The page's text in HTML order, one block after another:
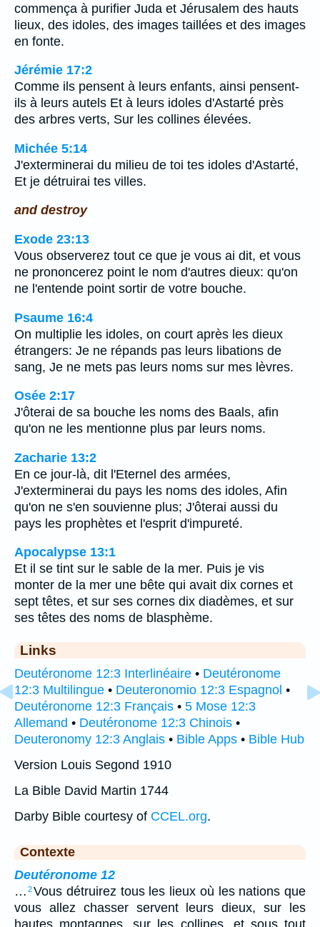
commença à purifier Juda et Jérusalem des hauts
lieux, des idoles, des images taillées et des images
en fonte.
Jérémie 17:2
Comme ils pensent à leurs enfants, ainsi pensent-
ils à leurs autels Et à leurs idoles d'Astarté près
des arbres verts, Sur les collines élevées.
Michée 5:14
J'exterminerai du milieu de toi tes idoles d'Astarté,
Et je détruirai tes villes.
and destroy
Exode 23:13
Vous observerez tout ce que je vous ai dit, et vous
ne prononcerez point le nom d'autres dieux: qu'on
ne l'entende point sortir de votre bouche.
Psaume 16:4
On multiplie les idoles, on court après les dieux
étrangers: Je ne répands pas leurs libations de
sang, Je ne mets pas leurs noms sur mes lèvres.
Osée 2:17
J'ôterai de sa bouche les noms des Baals, afin
qu'on ne les mentionne plus par leurs noms.
Zacharie 13:2
En ce jour-là, dit l'Eternel des armées,
J'exterminerai du pays les noms des idoles, Afin
qu'on ne s'en souvienne plus; J'ôterai aussi du
pays les prophètes et l'esprit d'impureté.
Apocalypse 13:1
Et il se tint sur le sable de la mer. Puis je vis
monter de la mer une bête qui avait dix cornes et
sept têtes, et sur ses cornes dix diadèmes, et sur
ses têtes des noms de blasphème.
Links
Deutéronome 12:3 Interlinéaire • Deutéronome
12:3 Multilingue • Deuteronomio 12:3 Espagnol •
Deutéronome 12:3 Français • 5 Mose 12:3
Allemand • Deutéronome 12:3 Chinois •
Deuteronomy 12:3 Anglais • Bible Apps • Bible Hub
Version Louis Segond 1910
La Bible David Martin 1744
Darby Bible courtesy of CCEL.org.
Contexte
Deutéronome 12
… 2Vous détruirez tous les lieux où les nations que
vous allez chasser servent leurs dieux, sur les